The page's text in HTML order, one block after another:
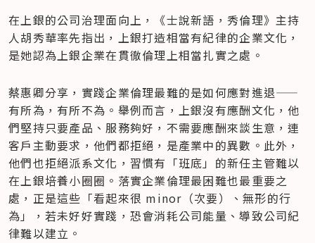
在上銀的公司治理面向上，《士說新語，秀倫理》主持
人胡秀華率先指出，上銀打造相當有紀律的企業文化，
是她認為上銀企業在貫徹倫理上相當扎實之處。
蔡惠卿分享，實踐企業倫理最難的是如何應對進退——
有所為，有所不為。舉例而言，上銀沒有應酬文化，他
們堅持只要產品、服務夠好，不需要應酬來談生意，連
客戶主動要求，他們都拒絕，是產業中的異數。此外，
他們也拒絕派系文化，習慣有「班底」的新任主管難以
在上銀培養小圈圈。落實企業倫理最困難也最重要之
處，正是這些「看起來很 minor（次要）、無形的行
為」，若未好好實踐，恐會消耗公司能量、導致公司紀
律難以建立。